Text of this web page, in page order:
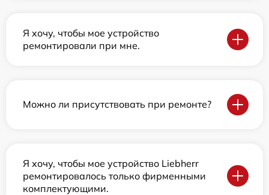
Я хочу, чтобы мое устройство
ремонтировали при мне.
Можно ли присутствовать при ремонте?
Я хочу, чтобы мое устройство Liebherr
ремонтировалось только фирменными
комплектующими.